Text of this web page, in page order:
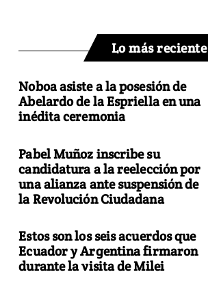
Lo más reciente
Noboa asiste a la posesión de
Abelardo de la Espriella en una
inédita ceremonia
Pabel Muñoz inscribe su
candidatura a la reelección por
una alianza ante suspensión de
la Revolución Ciudadana
Estos son los seis acuerdos que
Ecuador y Argentina firmaron
durante la visita de Milei